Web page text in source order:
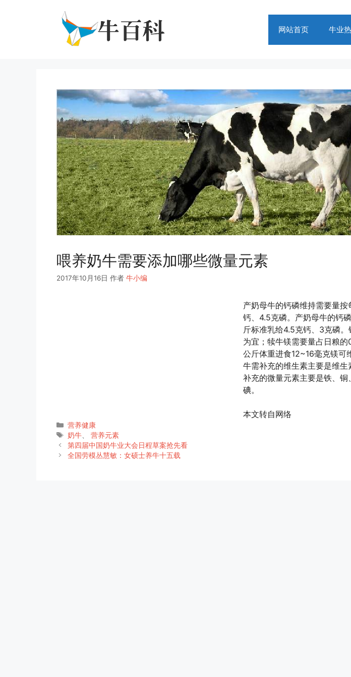
网站首页 牛业
喂养奶牛需要添加哪些微量元素
2017年10月16日 作者 牛小编
产奶母牛的钙磷维持需要量
钙、4.5克磷。产奶母牛的钙
斤标准乳给4.5克钙、3克磷。
为宜；犊牛镁需要量占日粮
公斤体重进食12~16毫克镁可
牛需补充的维生素主要是维
补充的微量元素主要是铁、铜
碘。
本文转自网络
分
类
营养健康
标
签
奶牛、 营养元素
第四届中国奶牛业大会日程草案抢先看
全国劳模丛慧敏：女硕士养牛十五载